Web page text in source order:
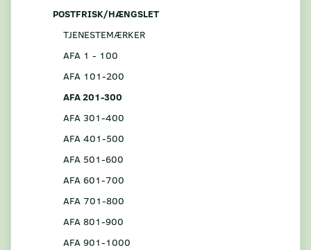
POSTFRISK/HÆNGSLET
TJENESTEMÆRKER
AFA 1 - 100
AFA 101-200
AFA 201-300
AFA 301-400
AFA 401-500
AFA 501-600
AFA 601-700
AFA 701-800
AFA 801-900
AFA 901-1000